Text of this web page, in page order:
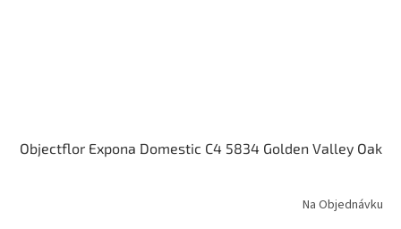
Objectflor Expona Domestic C4 5834 Golden Valley Oak
Na Objednávku